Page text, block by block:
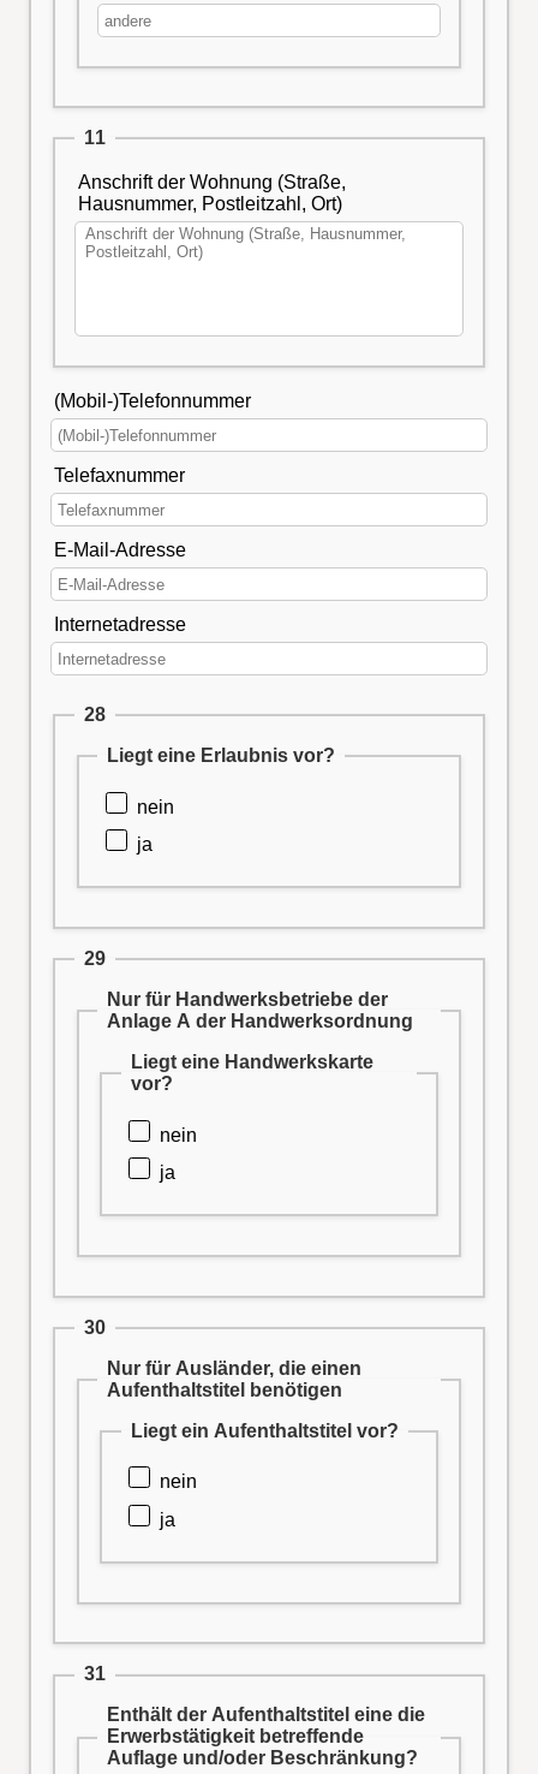
11
Anschrift der Wohnung (Straße,
Hausnummer, Postleitzahl, Ort)
(Mobil-)Telefonnummer
Telefaxnummer
E-Mail-Adresse
Internetadresse
28
Liegt eine Erlaubnis vor?
nein
ja
29
Nur für Handwerksbetriebe der
Anlage A der Handwerksordnung
Liegt eine Handwerkskarte
vor?
nein
ja
30
Nur für Ausländer, die einen
Aufenthaltstitel benötigen
Liegt ein Aufenthaltstitel vor?
nein
ja
31
Enthält der Aufenthaltstitel eine die
Erwerbstätigkeit betreffende
Auflage und/oder Beschränkung?